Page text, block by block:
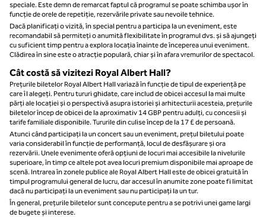
speciale. Este demn de remarcat faptul că programul se poate schimba ușor în
funcție de orele de repetiție, rezervările private sau nevoile tehnice.
Dacă planificați o vizită, în special pentru a participa la un eveniment, este
recomandabil să permiteți o anumită flexibilitate în programul dvs. și să ajungeți
cu suficient timp pentru a explora locația înainte de începerea unui eveniment.
Clădirea în sine este o atracție populară, chiar și în afara vremurilor de spectacol.
Cât costă să vizitezi Royal Albert Hall?
Prețurile biletelor Royal Albert Hall variază în funcție de tipul de experiență pe
care îl alegeți. Pentru tururi ghidate, care includ de obicei accesul la mai multe
părți ale locației și o perspectivă asupra istoriei și arhitecturii acesteia, prețurile
biletelor încep de obicei de la aproximativ 14 GBP pentru adulți, cu concesii și
tarife familiale disponibile. Tururile din culise încep de la 17 £ de persoană.
Atunci când participați la un concert sau un eveniment, prețul biletului poate
varia considerabil în funcție de performanță, locul de desfășurare și ora
rezervării. Unele evenimente oferă opțiuni de locuri mai accesibile la nivelurile
superioare, în timp ce altele pot avea locuri premium disponibile mai aproape de
scenă. Intrarea în zonele publice ale Royal Albert Hall este de obicei gratuită în
timpul programului general de lucru, dar accesul în anumite zone poate fi limitat
dacă nu participați la un eveniment sau nu participați la un tur.
În general, prețurile biletelor sunt concepute pentru a se potrivi unei game largi
de bugete și interese.